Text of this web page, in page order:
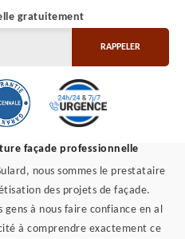
gratuitement
façade professionnelle
nous sommes le prestataire
des projets de façade.
gens à nous faire confiance en al
à comprendre exactement ce